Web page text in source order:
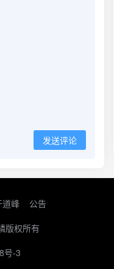
发送评论
道峰
公告
版权所有
号-3